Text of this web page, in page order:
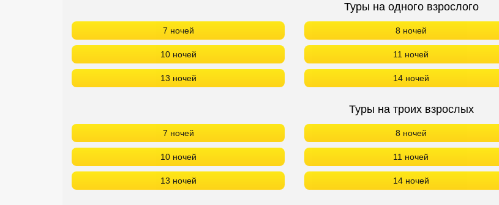
Туры на одного взрослого
7 ночей 8 ночей
10 ночей 11 ночей
13 ночей 14 ночей
Туры на троих взрослых
7 ночей 8 ночей
10 ночей 11 ночей
13 ночей 14 ночей
Сетевые отели Сейшел
Сетевые отели Маврикия